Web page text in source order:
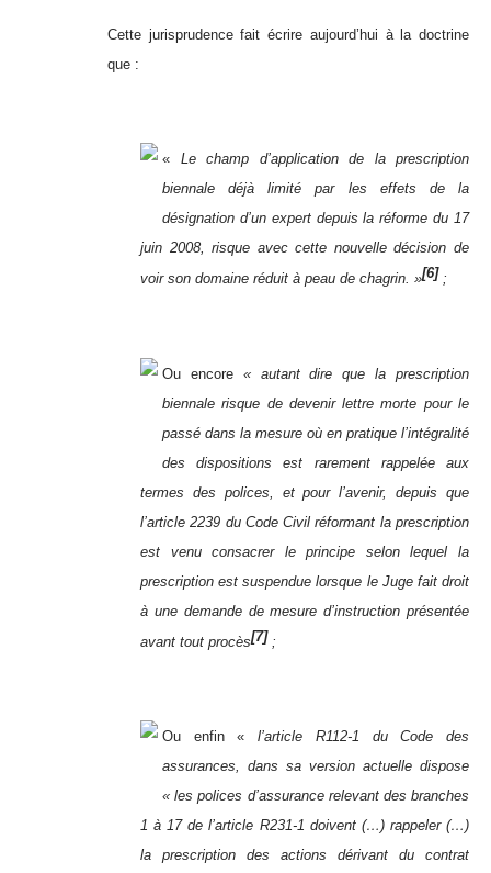
Cette jurisprudence fait écrire aujourd’hui à la doctrine
que :
« Le champ d’application de la prescription
biennale déjà limité par les effets de la
désignation d’un expert depuis la réforme du 17
juin 2008, risque avec cette nouvelle décision de
voir son domaine réduit à peau de chagrin. »[6] ;
Ou encore« autant dire que la prescription
biennale risque de devenir lettre morte pour le
passé dans la mesure où en pratique l’intégralité
des dispositions est rarement rappelée aux
termes des polices, et pour l’avenir, depuis que
l’article 2239 du Code Civil réformant la prescription
est venu consacrer le principe selon lequel la
prescription est suspendue lorsque le Juge fait droit
à une demande de mesure d’instruction présentée
avant tout procès[7] ;
Ou enfin «l’article R112-1 du Code des
assurances, dans sa version actuelle dispose
« les polices d’assurance relevant des branches
1 à 17 de l’article R231-1 doivent (…) rappeler (…)
la prescription des actions dérivant du contrat